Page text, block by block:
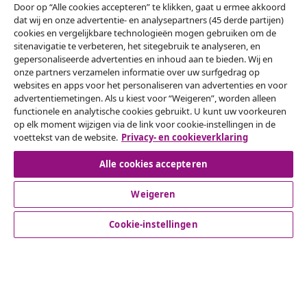
Klantenservice
Zakelijk
vidaXL
Ontdek meer
Door op “Alle cookies accepteren” te klikken, gaat u ermee akkoord
dat wij en onze advertentie- en analysepartners (45 derde partijen)
cookies en vergelijkbare technologieën mogen gebruiken om de
sitenavigatie te verbeteren, het sitegebruik te analyseren, en
gepersonaliseerde advertenties en inhoud aan te bieden. Wij en
onze partners verzamelen informatie over uw surfgedrag op
websites en apps voor het personaliseren van advertenties en voor
advertentiemetingen. Als u kiest voor “Weigeren”, worden alleen
functionele en analytische cookies gebruikt. U kunt uw voorkeuren
op elk moment wijzigen via de link voor cookie-instellingen in de
voettekst van de website. Privacy- en cookieverklaring
Alle cookies accepteren
Weigeren
Cookie-instellingen